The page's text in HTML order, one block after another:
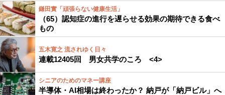
鎌田實「頑張らない健康生活」
（65）認知症の進行を遅らせる効果の期待できる食べ
もの
五木寛之 流されゆく日々
連載12405回 男女共学のころ <4>
シニアのためのマネー講座
半導体・AI相場は終わったか？ 納戸が「納戸ビル」へ